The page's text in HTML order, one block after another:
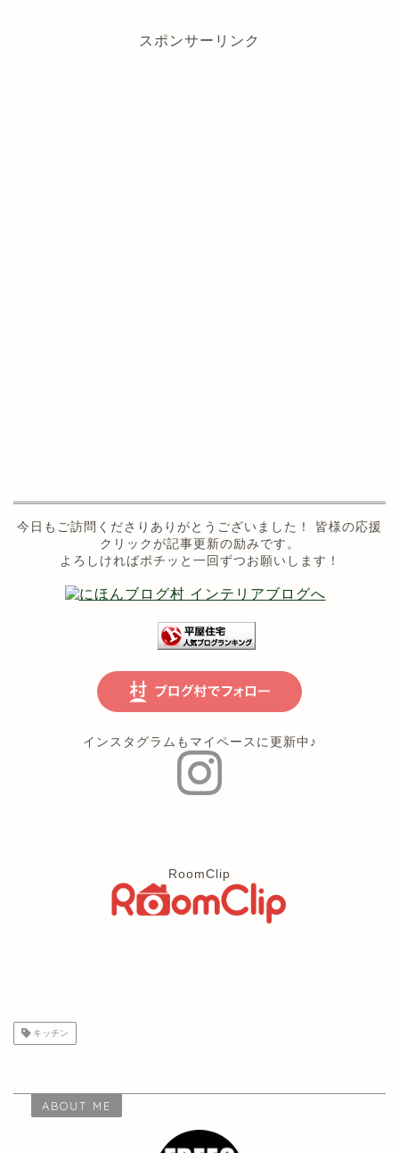
スポンサーリンク
今日もご訪問くださりありがとうございました！ 皆様の応援
クリックが記事更新の励みです。
よろしければポチッと一回ずつお願いします！
インスタグラムもマイペースに更新中♪
RoomClip
キッチン
ABOUT ME